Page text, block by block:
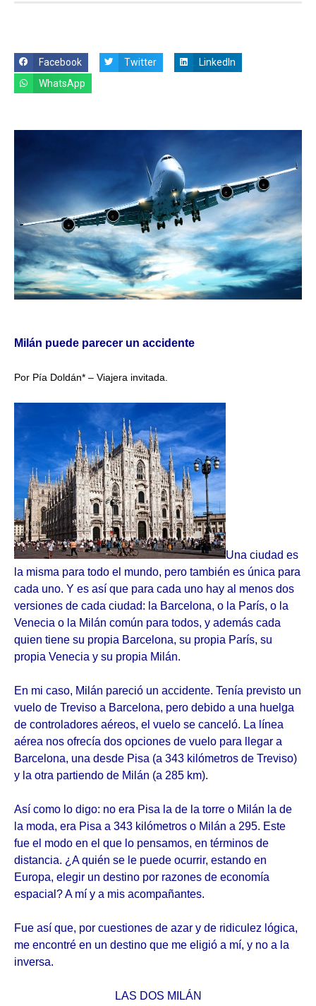
Facebook Twitter
LinkedIn
WhatsApp
Milán puede parecer un accidente
Por Pía Doldán* – Viajera invitada.
Una ciudad es
la misma para todo el mundo, pero también es única para
cada uno. Y es así que para cada uno hay al menos dos
versiones de cada ciudad: la Barcelona, o la París, o la
Venecia o la Milán común para todos, y además cada
quien tiene su propia Barcelona, su propia París, su
propia Venecia y su propia Milán.
En mi caso, Milán pareció un accidente. Tenía previsto un
vuelo de Treviso a Barcelona, pero debido a una huelga
de controladores aéreos, el vuelo se canceló. La línea
aérea nos ofrecía dos opciones de vuelo para llegar a
Barcelona, una desde Pisa (a 343 kilómetros de Treviso)
y la otra partiendo de Milán (a 285 km).
Así como lo digo: no era Pisa la de la torre o Milán la de
la moda, era Pisa a 343 kilómetros o Milán a 295. Este
fue el modo en el que lo pensamos, en términos de
distancia. ¿A quién se le puede ocurrir, estando en
Europa, elegir un destino por razones de economía
espacial? A mí y a mis acompañantes.
Fue así que, por cuestiones de azar y de ridiculez lógica,
me encontré en un destino que me eligió a mí, y no a la
inversa.
LAS DOS MILÁN